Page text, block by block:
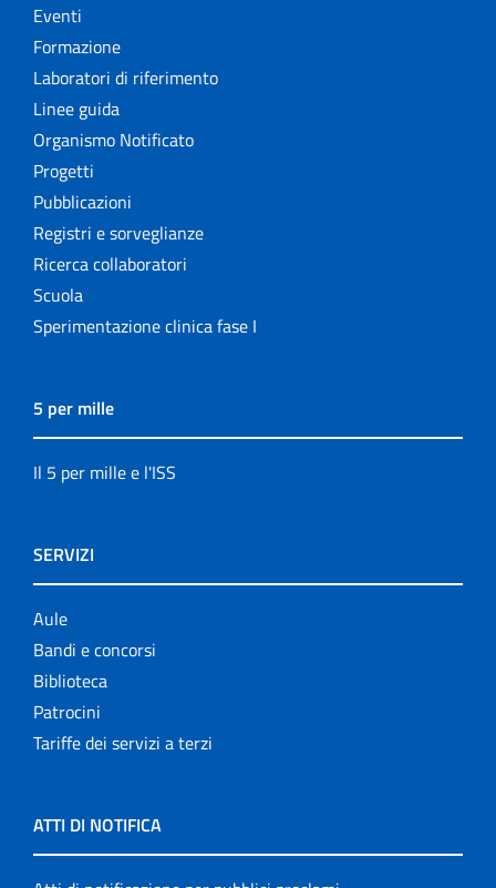
Eventi
Formazione
Laboratori di riferimento
Linee guida
Organismo Notificato
Progetti
Pubblicazioni
Registri e sorveglianze
Ricerca collaboratori
Scuola
Sperimentazione clinica fase I
5 per mille
Il 5 per mille e l'ISS
SERVIZI
Aule
Bandi e concorsi
Biblioteca
Patrocini
Tariffe dei servizi a terzi
ATTI DI NOTIFICA